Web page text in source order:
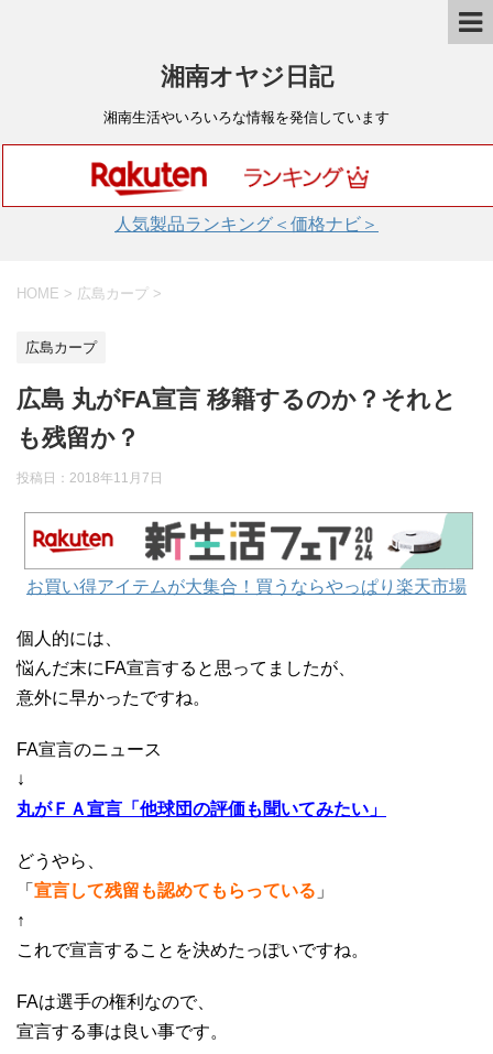
湘南オヤジ日記
湘南生活やいろいろな情報を発信しています
人気製品ランキング＜価格ナビ＞
HOME > 広島カープ >
広島カープ
広島 丸がFA宣言 移籍するのか？それと
も残留か？
投稿日： 2018年11月7日
お買い得アイテムが大集合！買うならやっぱり楽天市場
個人的には、
悩んだ末にFA宣言すると思ってましたが、
意外に早かったですね。
FA宣言のニュース
↓
丸がＦＡ宣言「他球団の評価も聞いてみたい」
どうやら、
「 宣言して残留も認めてもらっている 」
↑
これで宣言することを決めたっぽいですね。
FAは選手の権利なので、
宣言する事は良い事です。